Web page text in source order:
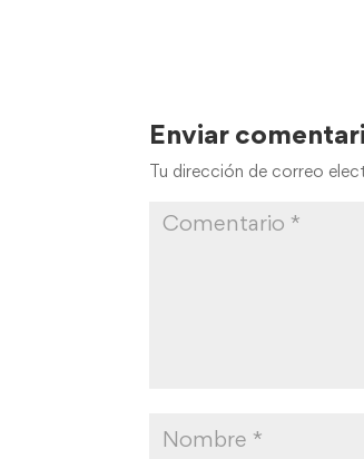
Enviar
Tu dirección de correo